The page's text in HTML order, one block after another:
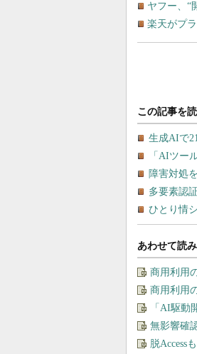
ヤフー、“
楽天がプ
あわせて読
商用利用
商用利用
「AI駆
無影響確
脱Access